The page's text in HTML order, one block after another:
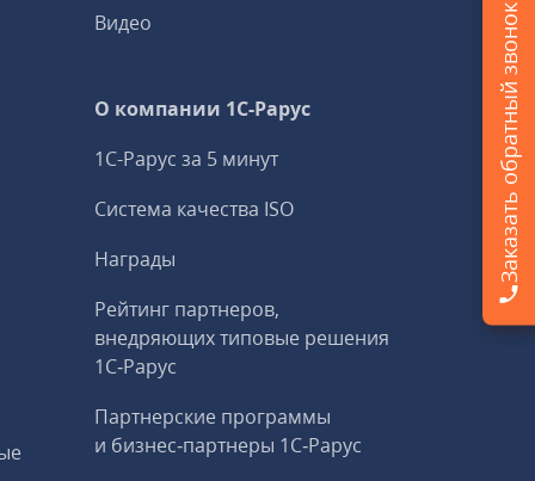
Видео
О компании 1C-Рарус
1С-Рарус за 5 минут
Система качества ISO
Награды
Рейтинг партнеров,
внедряющих типовые решения
1С‑Рарус
Партнерские программы
и бизнес‑партнеры 1С‑Рарус
Заказать обратный звонок